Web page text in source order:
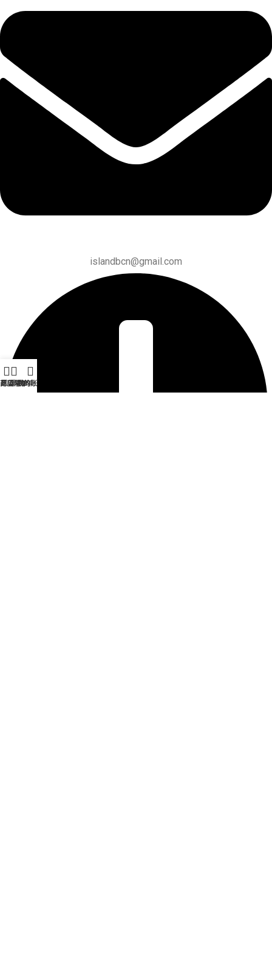
islandbcn@gmail.com
商店
愿望清单
购物车
我的账户